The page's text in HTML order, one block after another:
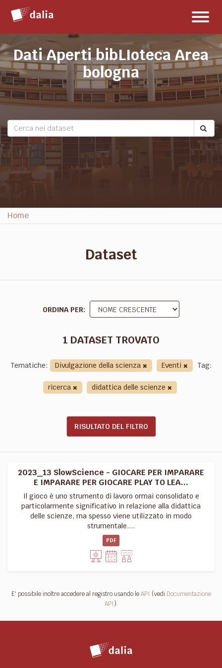
contenuto
Dati Aperti bibLIoteca Area
bologna
Home
Dataset
ORDINA PER
1 DATASET TROVATO
Tematiche: Divulgazione della scienza Eventi
Tag:
ricerca
didattica delle scienze
RISULTATO DEL FILTRO
2023_13 SlowScience - GIOCARE PER IMPARARE
E IMPARARE PER GIOCARE PLAY TO LEA...
Il gioco è uno strumento di lavoro ormai consolidato e
particolarmente significativo in relazione alla didattica
delle scienze, ma spesso viene utilizzato in modo
strumentale....
PDF
E' possibile inoltre accedere al registro usando leAPI (vedi Documentazione
API).